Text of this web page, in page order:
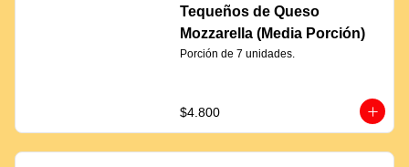
Tequeños de Queso
Mozzarella (Media Porción)
Porción de 7 unidades.
$4.800